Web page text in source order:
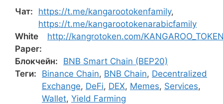
Чат: https://t.me/kangarootokenfamily,
https://t.me/kangarootokenarabicfamily
White
Paper:
http://kangrotoken.com/
Блокчейн:
BNB Smart Chain (BEP20)
Теги:
Binance Chain, BNB Chain, Decentralized
Exchange, DeFi, DEX, Memes, Services,
Wallet, Yield Farming